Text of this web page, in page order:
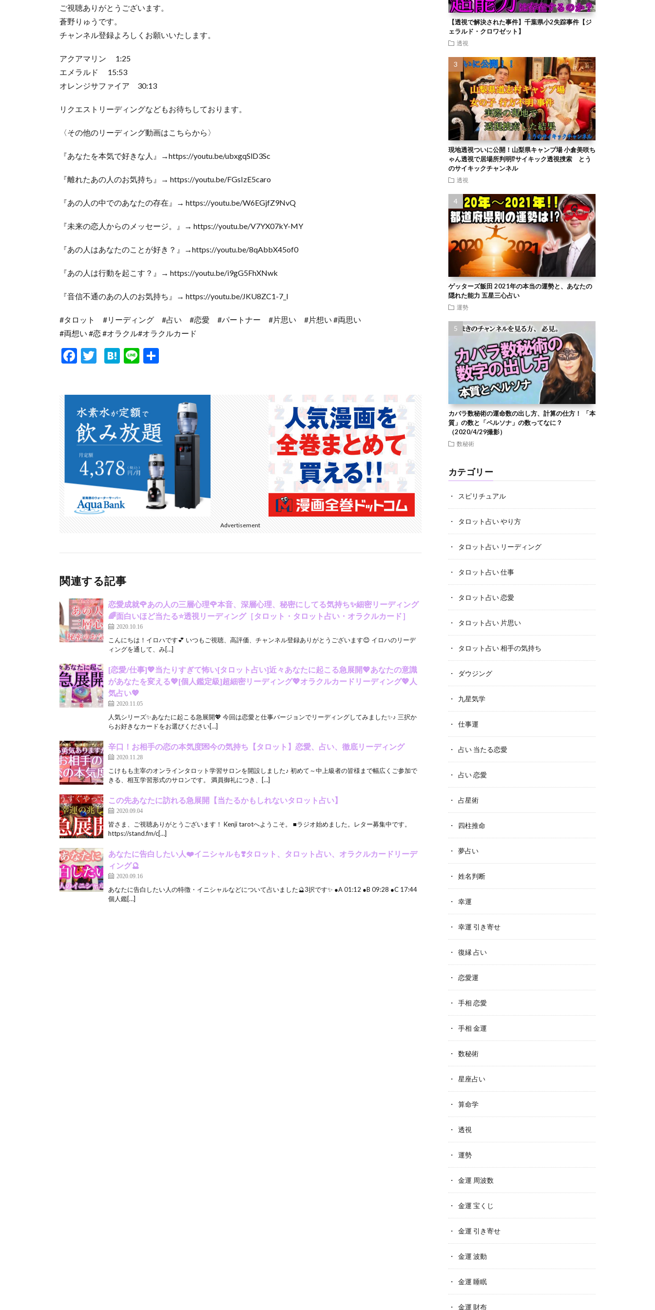
ご視聴ありがとうございます。
蒼野りゅうです。
チャンネル登録よろしくお願いいたします。
アクアマリン 1:25
エメラルド 15:53
オレンジサファイア 30:13
リクエストリーディングなどもお待ちしております。
〈その他のリーディング動画はこちらから〉
『あなたを本気で好きな人』→https://youtu.be/ubxgqSlD3Sc
『離れたあの人のお気持ち』→ https://youtu.be/FGsIzE5caro
『あの人の中でのあなたの存在』→ https://youtu.be/W6EGjfZ9NvQ
『未来の恋人からのメッセージ。』→ https://youtu.be/V7YX07kY-MY
『あの人はあなたのことが好き？』→https://youtu.be/8qAbbX45of0
『あの人は行動を起こす？』→ https://youtu.be/i9gG5FhXNwk
『音信不通のあの人のお気持ち』→ https://youtu.be/JKU8ZC1-7_I
#タロット #リーディング #占い #恋愛 #パートナー #片思い #片想い #両思い
#両想い #恋 #オラクル#オラクルカード
F
b
o
o
k
T
er
H
n
a
Li
Advertisement
関連する記事
恋愛成就🌹あの人の三層心理🌹本音、深層心理、秘密にしてる気持ち✨細密リーディング
🌈面白いほど当たる⭐️透視リーディング［タロット・タロット占い・オラクルカード］
2020.10.16
こんにちは！イロハです💕 いつもご視聴、高評価、チャンネル登録ありがとうございます😊 イロハのリーデ
ィングを通して、み[…]
[恋愛/仕事]💖当たりすぎて怖い[タロット占い]近々あなたに起こる急展開💖あなたの意識
があなたを変える💖[個人鑑定級]超細密リーディング💖オラクルカードリーディング💖人
気占い💖
2020.11.05
人気シリーズ✨あなたに起こる急展開💖 今回は恋愛と仕事バージョンでリーディングしてみました✨♪ 三択か
らお好きなカードをお選びください[…]
辛口！お相手の恋の本気度💌今の気持ち【タロット】恋愛、占い、徹底リーディング
2020.11.28
こけもも主宰のオンラインタロット学習サロンを開設しました♪ 初めて～中上級者の皆様まで幅広くご参加で
きる、相互学習形式のサロンです。 満員御礼につき、[…]
この先あなたに訪れる急展開【当たるかもしれないタロット占い】
2020.09.04
皆さま、ご視聴ありがとうございます！ Kenji tarotへようこそ。 ■ラジオ始めました。レター募集中です。
https://stand.fm/c[…]
あなたに告白したい人❤️イニシャルも❣️タロット、タロット占い、オラクルカードリーデ
ィング🔮
2020.09.16
あなたに告白したい人の特徴・イニシャルなどについて占いました🔮3択です✨ ●A 01:12 ●B 09:28 ●C 17:44
個人鑑[…]
【透視で解決された事件】千葉県小2失踪事件【ジ
ェラルド・クロワゼット】
透視
現地透視ついに公開！山梨県キャンプ場 小倉美咲ち
ゃん透視で居場所判明⁉︎サイキック透視捜索 とう
のサイキックチャンネル
透視
ゲッターズ飯田 2021年の本当の運勢と、あなたの
隠れた能力 五星三心占い
運勢
カバラ数秘術の運命数の出し方、計算の仕方！ 「本
質」の数と「ペルソナ」の数ってなに？
（2020/4/29撮影）
数秘術
カテゴリー
スピリチュアル
タロット占い やり方
タロット占い リーディング
タロット占い 仕事
タロット占い 恋愛
タロット占い 片思い
タロット占い 相手の気持ち
ダウジング
九星気学
仕事運
占い 当たる恋愛
占い 恋愛
占星術
四柱推命
夢占い
姓名判断
幸運
幸運 引き寄せ
復縁 占い
恋愛運
手相 恋愛
手相 金運
数秘術
星座占い
算命学
透視
運勢
金運 周波数
金運 宝くじ
金運 引き寄せ
金運 波動
金運 睡眠
金運 財布